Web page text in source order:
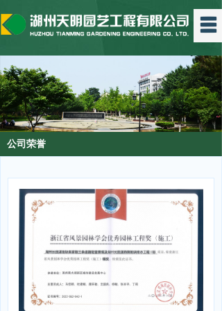
工程业绩
技术专利
公司荣誉
人力资源
联系我们
公司荣誉